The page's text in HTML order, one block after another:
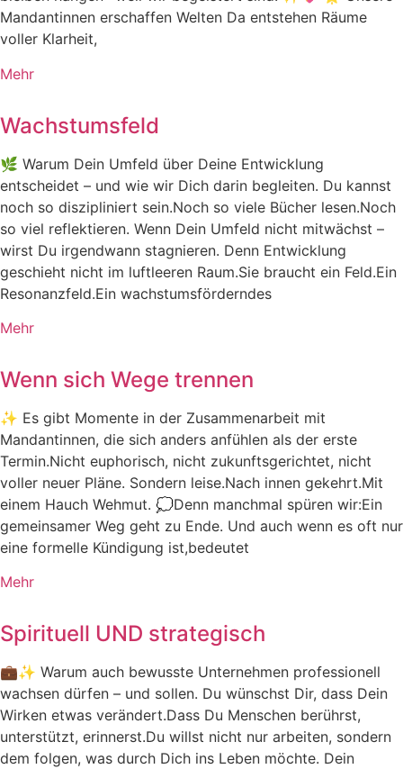
Mandantinnen erschaffen Welten Da entstehen Räume
voller Klarheit,
Mehr
Wachstumsfeld
🌿 Warum Dein Umfeld über Deine Entwicklung
entscheidet – und wie wir Dich darin begleiten. Du kannst
noch so diszipliniert sein.Noch so viele Bücher lesen.Noch
so viel reflektieren. Wenn Dein Umfeld nicht mitwächst –
wirst Du irgendwann stagnieren. Denn Entwicklung
geschieht nicht im luftleeren Raum.Sie braucht ein Feld.Ein
Resonanzfeld.Ein wachstumsförderndes
Mehr
Wenn sich Wege trennen
✨ Es gibt Momente in der Zusammenarbeit mit
Mandantinnen, die sich anders anfühlen als der erste
Termin.Nicht euphorisch, nicht zukunftsgerichtet, nicht
voller neuer Pläne. Sondern leise.Nach innen gekehrt.Mit
einem Hauch Wehmut. 💭Denn manchmal spüren wir:Ein
gemeinsamer Weg geht zu Ende. Und auch wenn es oft nur
eine formelle Kündigung ist,bedeutet
Mehr
Spirituell UND strategisch
💼✨ Warum auch bewusste Unternehmen professionell
wachsen dürfen – und sollen. Du wünschst Dir, dass Dein
Wirken etwas verändert.Dass Du Menschen berührst,
unterstützt, erinnerst.Du willst nicht nur arbeiten, sondern
dem folgen, was durch Dich ins Leben möchte. Dein